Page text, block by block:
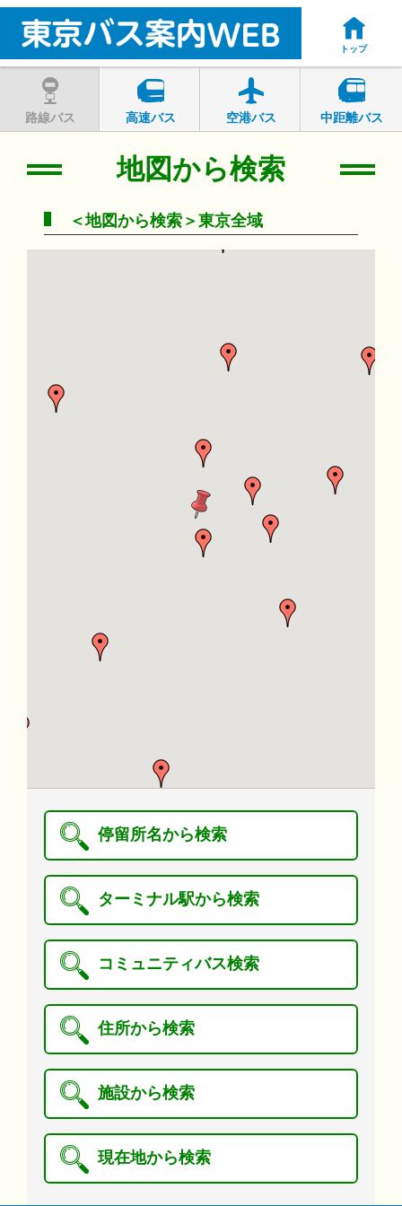
トップ
路線バス 高速バス 空港バス 中距離バス
地図から検索
＜地図から検索＞東京全域
停留所名から検索
ターミナル駅から検索
コミュニティバス検索
住所から検索
施設から検索
現在地から検索